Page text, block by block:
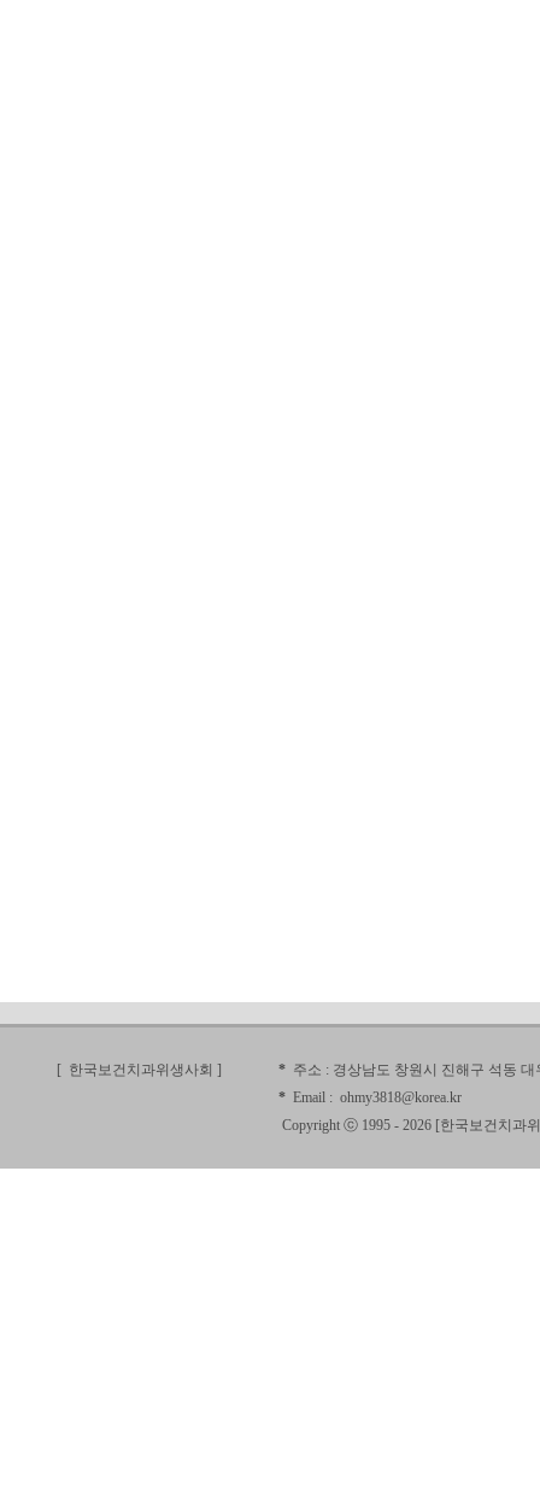
[ 한국보건치과위생사회 ] * 주소 : 경상남도 창원시 진해구 석동 대
* Email : ohmy3818@korea.kr
Copyright ⓒ 1995 - 2026 [한국보건치과